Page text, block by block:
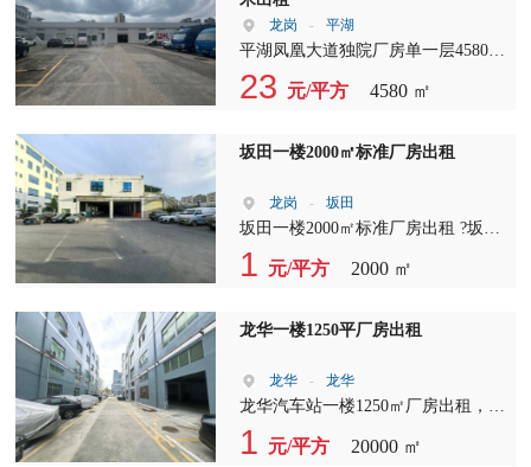
龙岗 - 平湖
平湖凤凰大道独院厂房单一层4580平
米，宿舍1000平米，层高7米，租金
35元，合同3-8年，可办环评，可分
23 元/平方 4580 ㎡
坂田一楼2000㎡标准厂房出租
龙岗 - 坂田
坂田一楼2000㎡标准厂房出租 ?坂田
成熟工业园，临近主干道，物流进出
便利 ?一楼大开间格局方正，空间利
全，园区空地大，货车卸货停靠方便
加工、五金组装、贸易备货 配套完
善，招工便捷，随时可入驻，价格面
议
1 元/平方 2000 ㎡
龙华一楼1250平厂房出租
龙华 - 龙华
龙华汽车站一楼1250㎡厂房出租，可
整租、可分租 一楼临街位置，门前
空地大，大型货车进出卸货便捷 内
1 元/平方 20000 ㎡